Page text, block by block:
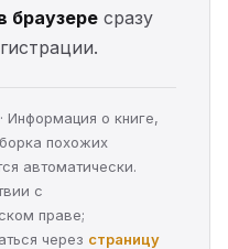
браузере сразу
Информация о книге,
похожих
автоматически.
с
праве;
через страницу